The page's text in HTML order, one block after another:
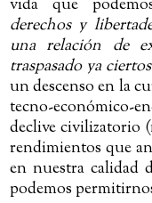
vida que
derechos y
una relación de
traspasado ya
un descenso en la
tecno-económico-
declive civilizatorio
rendimientos que
en nuestra calidad
podemos